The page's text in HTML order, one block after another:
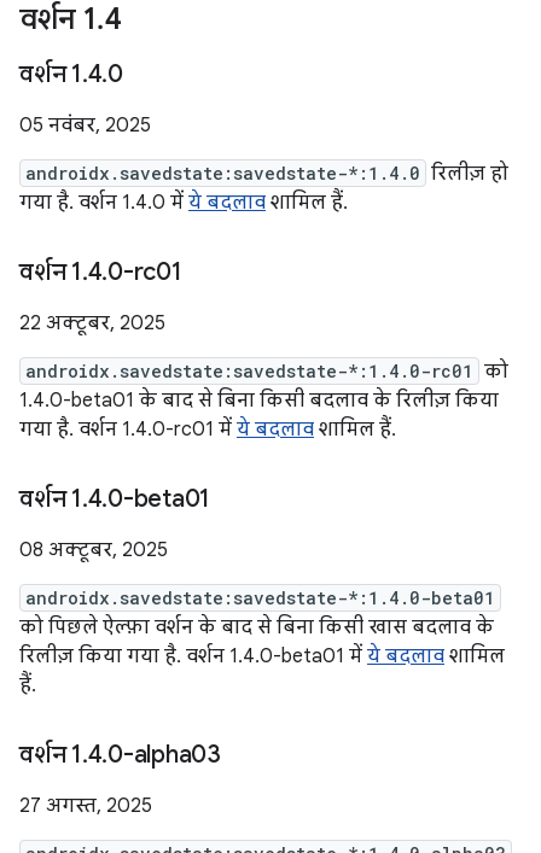
वर्शन 1.4
वर्शन 1.4.0
05 नवंबर, 2025
androidx.savedstate:savedstate-*:1.4.0 रिलीज़ हो
गया है. वर्शन 1.4.0 में ये बदलाव शामिल हैं.
वर्शन 1.4.0-rc01
22 अक्टूबर, 2025
androidx.savedstate:savedstate-*:1.4.0-rc01
को
1.4.0-beta01 के बाद से बिना किसी बदलाव के रिलीज़ किया
गया है. वर्शन 1.4.0-rc01 में ये बदलाव शामिल हैं.
वर्शन 1.4.0-beta01
08 अक्टूबर, 2025
androidx.savedstate:savedstate-*:1.4.0-beta01
को पिछले ऐल्फ़ा वर्शन के बाद से बिना किसी खास बदलाव के
रिलीज़ किया गया है. वर्शन 1.4.0-beta01 में ये बदलाव शामिल
हैं.
वर्शन 1.4.0-alpha03
27 अगस्त, 2025